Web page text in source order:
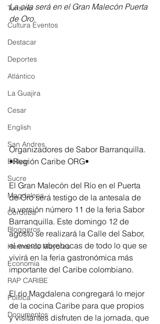
Turismo
Cultura Eventos
Destacar
Deportes
Atlántico
La Guajira
Cesar
English
San Andres
Bolívar
Sucre
Magdalena
Córdoba
Bloggeros
Hermanos Mayores
Economía
RAP CARIBE
Política
Documentos
La cita será en el Gran Malecón Puerta
de Oro.
Organizadores de Sabor Barranquilla.
•Región Caribe ORG•
El Gran Malecón del Río en el Puerta
de Oro será testigo de la antesala de
la versión número 11 de la feria Sabor
Barranquilla. Este domingo 12 de
agosto se realizará la Calle del Sabor,
el evento abrebocas de todo lo que se
vivirá en la feria gastronómica más
importante del Caribe colombiano.
El río Magdalena congregará lo mejor
de la cocina Caribe para que propios
y visitantes disfruten de la jornada, que